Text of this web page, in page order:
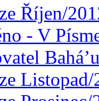
Říjen/
- V